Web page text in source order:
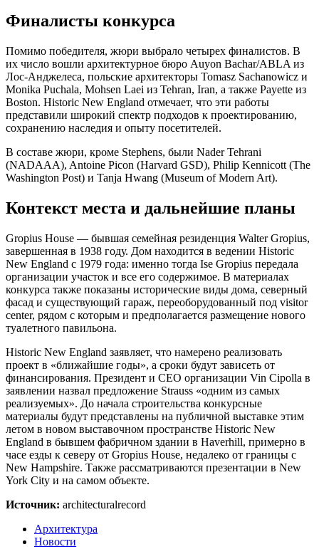
Финалисты конкурса
Помимо победителя, жюри выбрало четырех финалистов. В
их число вошли архитектурное бюро Auyon Bachar/ABLA из
Лос-Анджелеса, польские архитекторы Tomasz Sachanowicz и
Monika Puchala, Mohsen Laei из Tehran, Iran, а также Payette из
Boston. Historic New England отмечает, что эти работы
представили широкий спектр подходов к проектированию,
сохранению наследия и опыту посетителей.
В составе жюри, кроме Stephens, были Nader Tehrani
(NADAAA), Antoine Picon (Harvard GSD), Philip Kennicott (The
Washington Post) и Tanja Hwang (Museum of Modern Art).
Контекст места и дальнейшие планы
Gropius House — бывшая семейная резиденция Walter Gropius,
завершенная в 1938 году. Дом находится в ведении Historic
New England с 1979 года: именно тогда Ise Gropius передала
организации участок и все его содержимое. В материалах
конкурса также показаны исторические виды дома, северный
фасад и существующий гараж, переоборудованный под visitor
center, рядом с которым и предполагается размещение нового
туалетного павильона.
Historic New England заявляет, что намерено реализовать
проект в «ближайшие годы», а сроки будут зависеть от
финансирования. Президент и CEO организации Vin Cipolla в
заявлении назвал предложение Strauss «одним из самых
реализуемых». До начала строительства конкурсные
материалы будут представлены на публичной выставке этим
летом в новом выставочном пространстве Historic New
England в бывшем фабричном здании в Haverhill, примерно в
часе езды к северу от Gropius House, недалеко от границы с
New Hampshire. Также рассматриваются презентации в New
York City и на самом объекте.
Источник: architecturalrecord
Архитектура
Новости